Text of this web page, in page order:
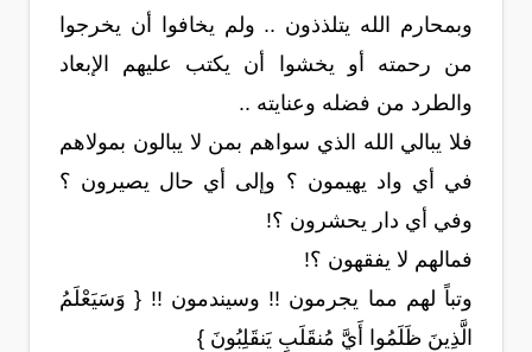
وبمحارم الله يتلذذون .. ولم يخافوا أن يخرجوا
من رحمته أو يخشوا أن يكتب عليهم الإبعاد
والطرد من فضله وعنايته ..
فلا يبالي الله الذي سواهم بمن لا يبالون بمولاهم
في أي واد يهيمون ؟ وإلى أي حال يصيرون ؟
وفي أي دار يحشرون ؟!
فمالهم لا يفقهون ؟!
وتباً لهم مما يجرمون !! وسيندمون !! { وَسَيَعْلَمُ
الَّذِينَ ظَلَمُوا أَيَّ مُنقَلَبٍ يَنقَلِبُونَ }